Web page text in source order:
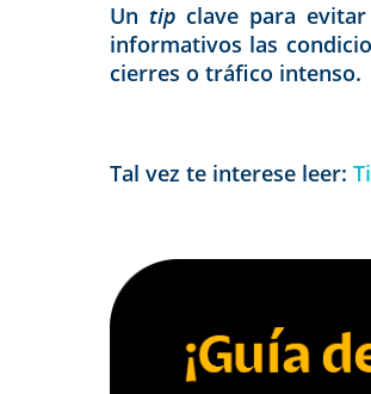
Un tip clave para
informativos las
cierres o tráfico intenso.
Tal vez te interese leer: